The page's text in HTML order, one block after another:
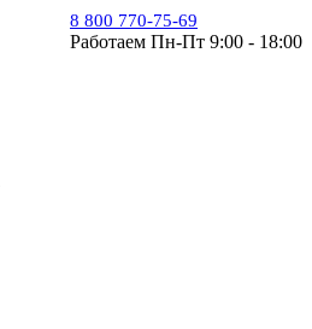
8 800 770-75-69
Работаем Пн-Пт 9:00 - 18:00